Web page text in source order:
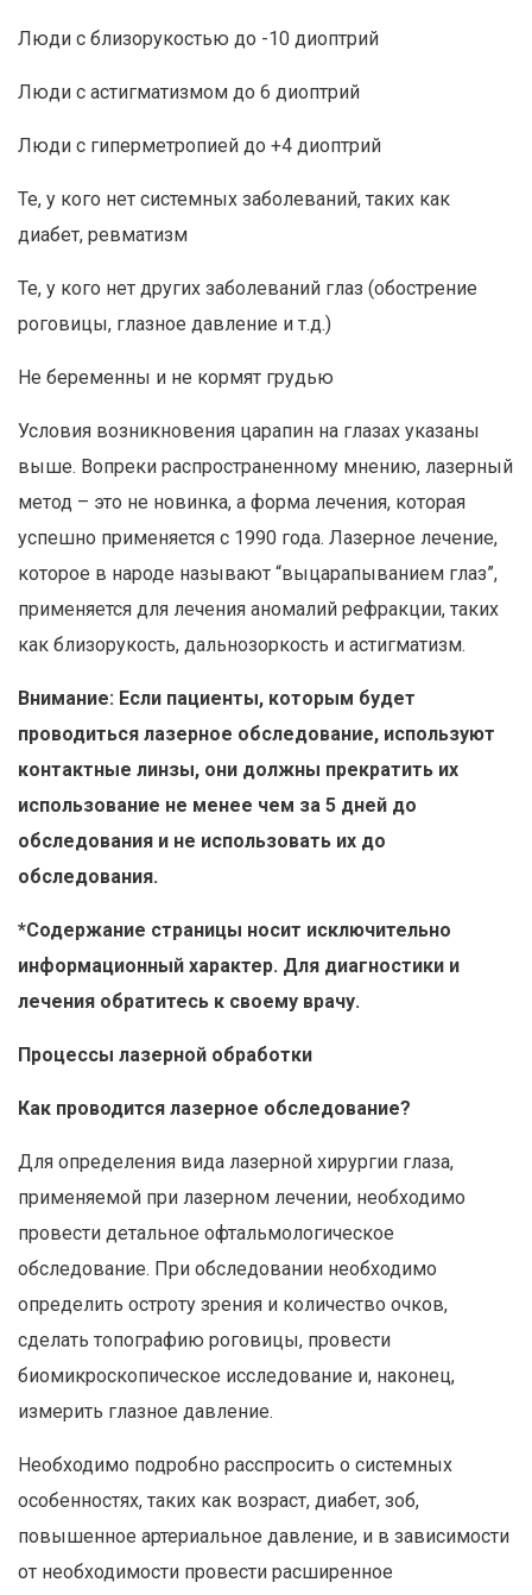
Люди с близорукостью до -10 диоптрий
Люди с астигматизмом до 6 диоптрий
Люди с гиперметропией до +4 диоптрий
Те, у кого нет системных заболеваний, таких как
диабет, ревматизм
Те, у кого нет других заболеваний глаз (обострение
роговицы, глазное давление и т.д.)
Не беременны и не кормят грудью
Условия возникновения царапин на глазах указаны
выше. Вопреки распространенному мнению, лазерный
метод – это не новинка, а форма лечения, которая
успешно применяется с 1990 года. Лазерное лечение,
которое в народе называют “выцарапыванием глаз”,
применяется для лечения аномалий рефракции, таких
как близорукость, дальнозоркость и астигматизм.
Внимание: Если пациенты, которым будет
проводиться лазерное обследование, используют
контактные линзы, они должны прекратить их
использование не менее чем за 5 дней до
обследования и не использовать их до
обследования.
*Содержание страницы носит исключительно
информационный характер. Для диагностики и
лечения обратитесь к своему врачу.
Процессы лазерной обработки
Как проводится лазерное обследование?
Для определения вида лазерной хирургии глаза,
применяемой при лазерном лечении, необходимо
провести детальное офтальмологическое
обследование. При обследовании необходимо
определить остроту зрения и количество очков,
сделать топографию роговицы, провести
биомикроскопическое исследование и, наконец,
измерить глазное давление.
Необходимо подробно расспросить о системных
особенностях, таких как возраст, диабет, зоб,
повышенное артериальное давление, и в зависимости
от необходимости провести расширенное